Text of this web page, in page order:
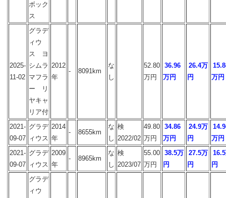
ボック
ス
2025-
11-02
グラデ
ィウ
ス ヨ
シムラ
マフラ
ー リ
ヤキャ
リア付
2012
年
- 8091km
な
し
52.80
万円
36.96
万円
26.4万
円
万円
2021-
09-07
グラデ
ィウス
2014
年
- 8655km
な
し
検
2022/02
49.80
万円
34.86
万円
24.9万
円
万円
2021-
09-07
グラデ
ィウス
2009
年
- 8965km
な
し
検
2023/07
55.00
万円
38.5万
円
27.5万
円
円
グラデ
ィウ